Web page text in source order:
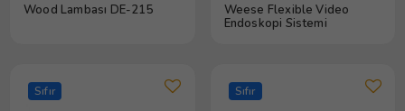
Wood Lambası DE-215
Weese Flexible Video
Endoskopi Sistemi
Sıfır Sıfır